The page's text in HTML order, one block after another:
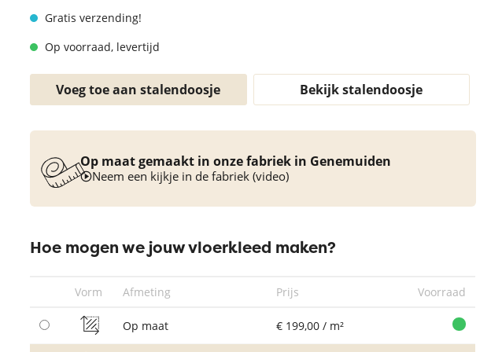
Vloerkleed turquoise
Gratis verzending!
Op voorraad, levertijd
Voeg toe aan stalendoosje Bekijk stalendoosje
Op maat gemaakt in onze fabriek in Genemuiden
Neem een kijkje in de fabriek (video)
Hoe mogen we jouw vloerkleed maken?
Vorm Afmeting Prijs Voorraad
Op maat € 199,00 / m²